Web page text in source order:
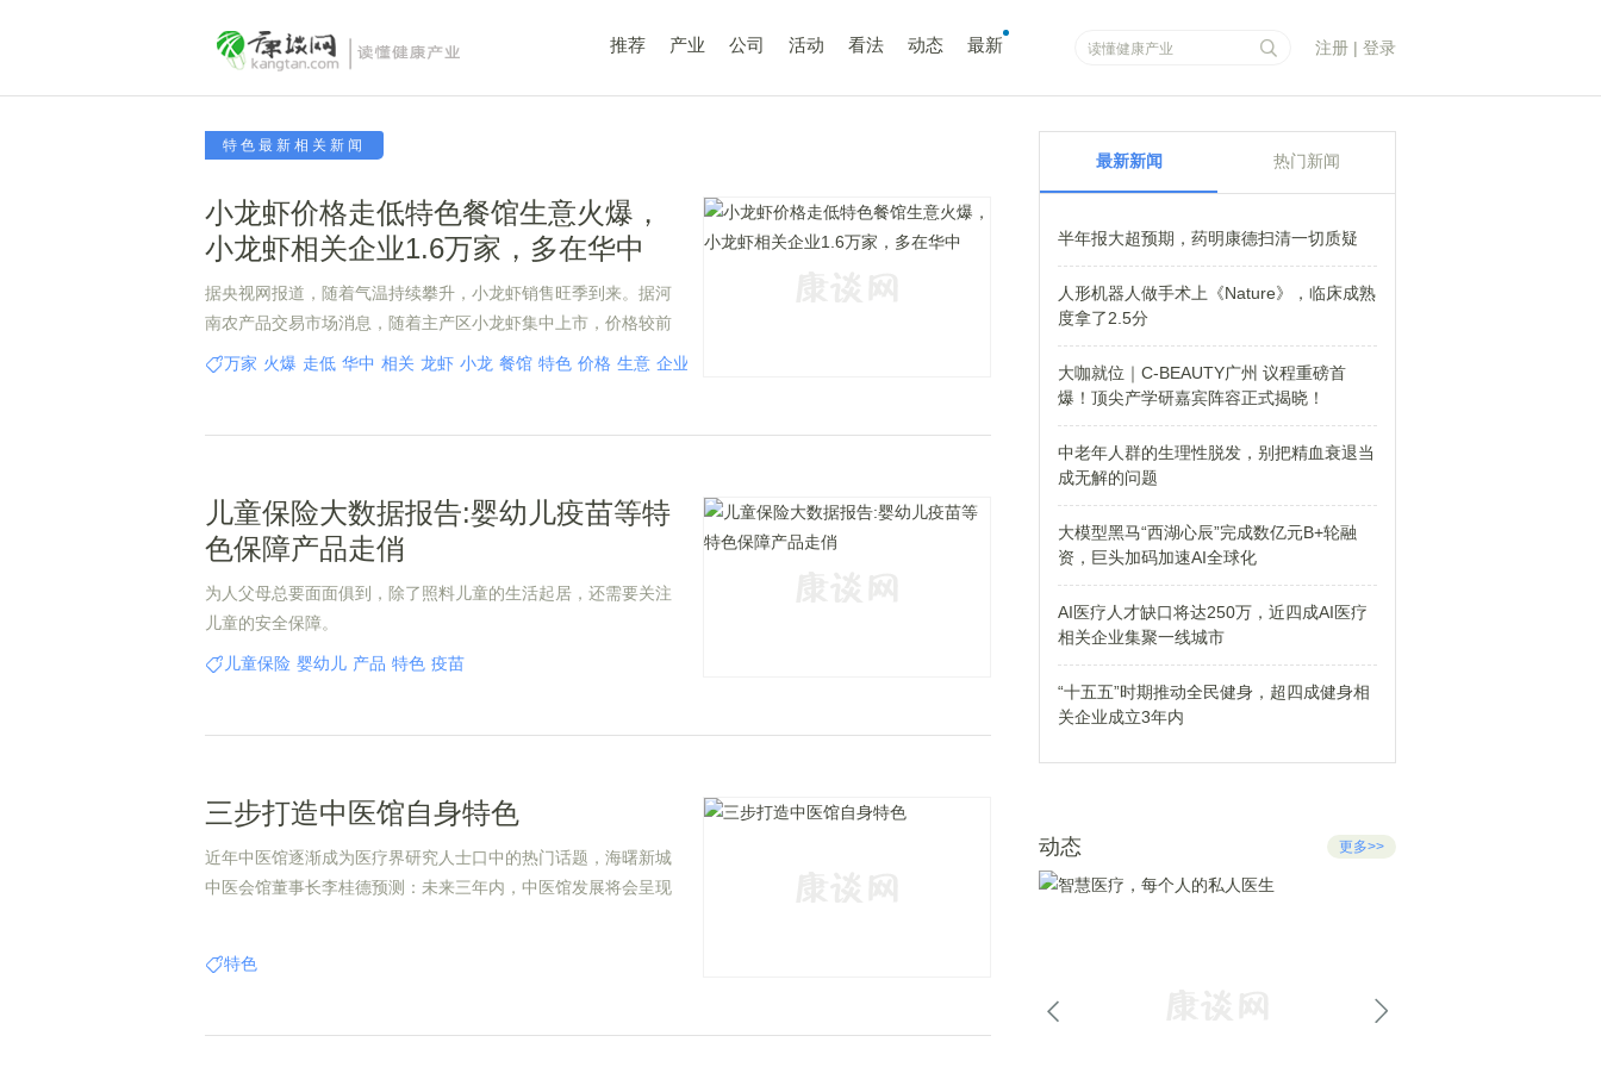
推荐 产业 公司 活动 看法 动态 最新 注册 | 登录
特色最新相关新闻
小龙虾价格走低特色餐馆生意火爆，
小龙虾相关企业1.6万家，多在华中
据央视网报道，随着气温持续攀升，小龙虾销售旺季到来。据河
南农产品交易市场消息，随着主产区小龙虾集中上市，价格较前
期出现明显回落。
万家 火爆 走低 华中 相关 龙虾 小龙 餐馆 特色 价格 生意 企业
儿童保险大数据报告:婴幼儿疫苗等特
色保障产品走俏
为人父母总要面面俱到，除了照料儿童的生活起居，还需要关注
儿童的安全保障。
儿童保险 婴幼儿 产品 特色 疫苗
三步打造中医馆自身特色
近年中医馆逐渐成为医疗界研究人士口中的热门话题，海曙新城
中医会馆董事长李桂德预测：未来三年内，中医馆发展将会呈现
特色
最新新闻 热门新闻
半年报大超预期，药明康德扫清一切质疑
人形机器人做手术上《Nature》，临床成熟
度拿了2.5分
大咖就位｜C-BEAUTY广州 议程重磅首
爆！顶尖产学研嘉宾阵容正式揭晓！
中老年人群的生理性脱发，别把精血衰退当
成无解的问题
大模型黑马“西湖心辰”完成数亿元B+轮融
资，巨头加码加速AI全球化
AI医疗人才缺口将达250万，近四成AI医疗
相关企业集聚一线城市
“十五五”时期推动全民健身，超四成健身相
关企业成立3年内
动态 更多>>